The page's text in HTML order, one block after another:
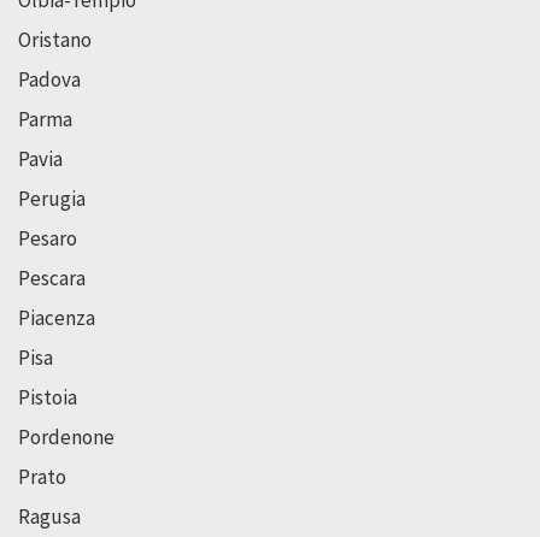
Oristano
Padova
Parma
Pavia
Perugia
Pesaro
Pescara
Piacenza
Pisa
Pistoia
Pordenone
Prato
Ragusa